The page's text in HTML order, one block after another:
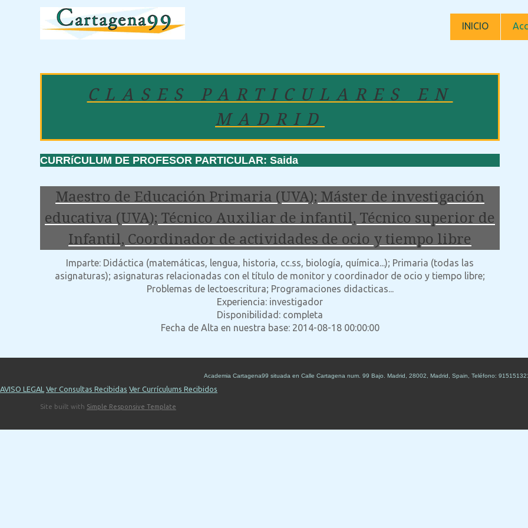
INICIO
CLASES PARTICULARES EN
MADRID
CURRíCULUM DE PROFESOR PARTICULAR: Saida
Maestro de Educación Primaria (UVA); Máster de investigación
educativa (UVA); Técnico Auxiliar de infantil, Técnico superior de
Infantil, Coordinador de actividades de ocio y tiempo libre
Imparte: Didáctica (matemáticas, lengua, historia, cc.ss, biología, química...); Primaria (todas las
asignaturas); asignaturas relacionadas con el título de monitor y coordinador de ocio y tiempo libre;
Problemas de lectoescritura; Programaciones didacticas...
Experiencia: investigador
Disponibilidad: completa
Fecha de Alta en nuestra base: 2014-08-18 00:00:00
Academia Cartagena99 situada en Calle Cartagena num. 99 Bajo Madrid 28002 Madrid Spain Teléfono:
AVISO LEGAL Ver Consultas Recibidas Ver Currículums Recibidos
Site built with Simple Responsive Template